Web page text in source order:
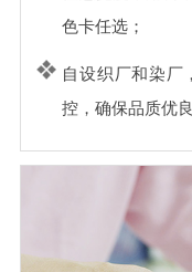
色卡任选；
自设织厂和染厂
控，确保品质优良